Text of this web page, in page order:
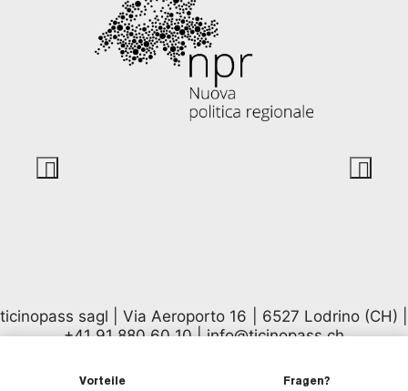
Vorteile Fragen?
ticinopass sagl | Via Aeroporto 16 | 6527 Lodrino (CH) |
+41 91 880 60 10|info@ticinopass.ch